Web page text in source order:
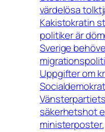
värdelösa
Kakistokratin
politiker är
Sverige
Uppgifter om
säkerhetshot
ministerposter.